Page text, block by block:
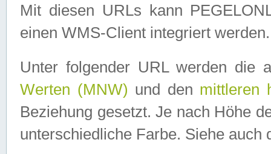
Mit diesen URLs kann
einen WMS-Client integriert werden.
Unter folgender URL werden die
Werten (MNW) und den mittleren
Beziehung gesetzt. Je nach Höhe
unterschiedliche Farbe. Siehe auch